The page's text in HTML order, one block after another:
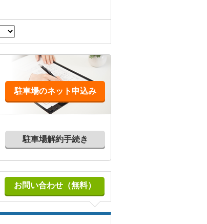
駐車場のネット申込み
駐車場解約手続き